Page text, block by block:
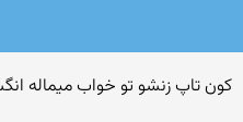
کون تاپ زنشو تو خواب میماله